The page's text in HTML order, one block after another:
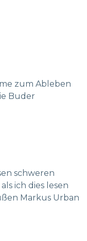
zum Ableben
Buder
schweren
ich dies lesen
Markus Urban